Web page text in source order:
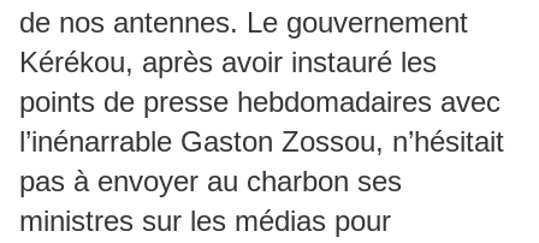
de nos antennes. Le gouvernement
Kérékou, après avoir instauré les
points de presse hebdomadaires avec
l’inénarrable Gaston Zossou, n’hésitait
pas à envoyer au charbon ses
ministres sur les médias pour